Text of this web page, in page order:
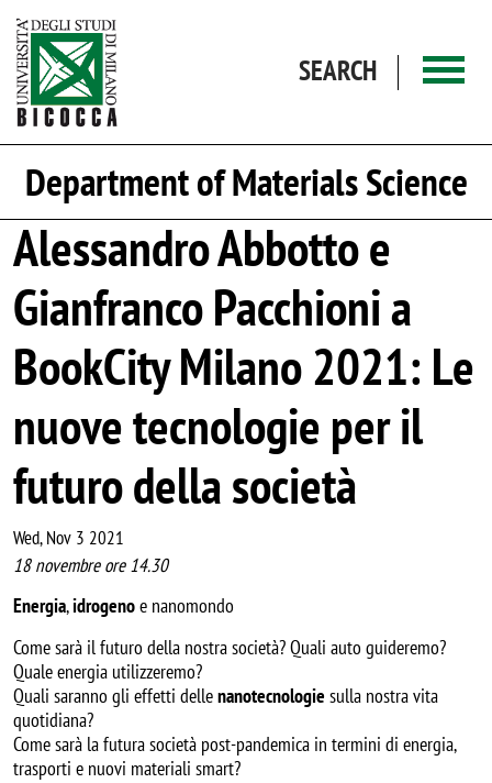
SEARCH
Department of Materials Science
Alessandro Abbotto e
Gianfranco Pacchioni a
BookCity Milano 2021: Le
nuove tecnologie per il
futuro della società
Wed, Nov 3 2021
18 novembre ore 14.30
Energia,idrogenoe nanomondo
Come sarà il futuro della nostra società? Quali auto guideremo?
Quale energia utilizzeremo?
Quali saranno gli effetti dellenanotecnologie sulla nostra vita
quotidiana?
Come sarà la futura società post-pandemica in termini di energia,
trasporti e nuovi materiali smart?